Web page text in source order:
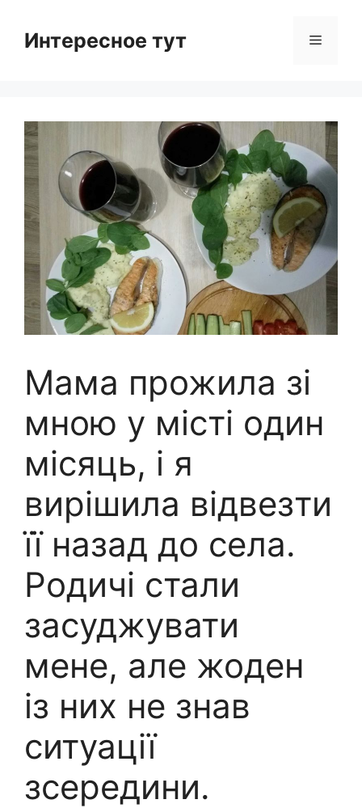
contentИнтересное тут Menu
Мама прожила зі
мною у місті один
місяць, і я
вирішила відвезти
її назад до села.
Родичі стали
засуджувати
мене, але жоден
із них не знав
ситуації
зсередини.